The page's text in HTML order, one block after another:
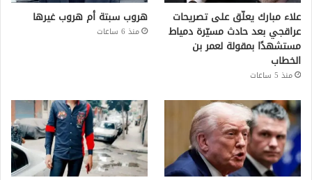
علاء مبارك يعلّق على تصريحات
عراقجي بعد حادث مسيّرة دمياط
مستشهدًا بمقولة لعمر بن
الخطاب
منذ 5 ساعات
هروب سبتة أم هروب غيرها
منذ 6 ساعات